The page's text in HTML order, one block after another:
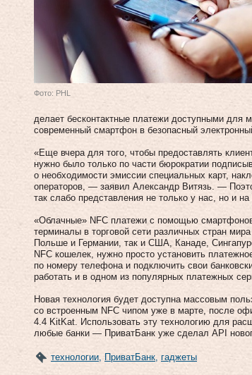
Фото: PHL
делает бесконтактные платежи доступными для
современный смартфон в безопасный
«Еще вчера для того, чтобы предоставлять
нужно было только по части бюрократии
о необходимости эмиссии специальных карт,
операторов, — заявил Александр Витязь. —
так слабо представления не только у нас, но и
«Облачные» NFC платежи с помощью
терминалы в торговой сети различных стран
Польше и Германии, так и США, Канаде,
NFC кошелек, нужно просто установить
по номеру телефона и подключить свои
работать и в одном из популярных платежных
Новая технология будет доступна массовым
со встроенным NFC чипом уже в марте, после
4.4 KitKat. Использовать эту технологию для
любые банки — ПриватБанк уже сделал API
технологии, ПриватБанк, гаджеты